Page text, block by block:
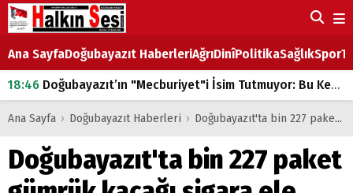
Ana SayfaDoğubayazıt HaberleriAğrıDinîPolitikaSağlıkSpor
18:46 Doğubayazıt’ın "Mecburiyet"i İsim Tutmuyor: Bu Kez de Mem u Zîn Oldu!
07:53Doğubayazıt’ta Ekmek Fiyatlarına Zam
Doğubayazıt'ta çocukların sırtındaki ağır yük
07:00 DEVLET ve HÜKÜMET
Ana Sayfa › Doğubayazıt Haberleri › Doğubayazıt'ta bin 227 paket gümrük kaçağı sigara ele geçirildi
Doğubayazıt'ta bin 227 paket